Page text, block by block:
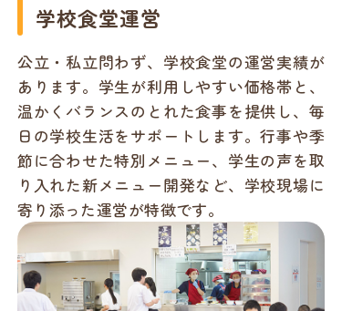
学校食堂運営
公立・私立問わず、学校食堂の運営実績が
あります。学生が利用しやすい価格帯と、
温かくバランスのとれた食事を提供し、毎
日の学校生活をサポートします。行事や季
節に合わせた特別メニュー、学生の声を取
り入れた新メニュー開発など、学校現場に
寄り添った運営が特徴です。